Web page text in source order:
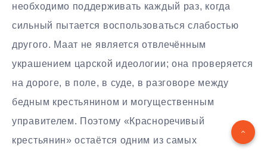
необходимо поддерживать каждый раз, когда
сильный пытается воспользоваться слабостью
другого. Маат не является отвлечённым
украшением царской идеологии; она проверяется
на дороге, в поле, в суде, в разговоре между
бедным крестьянином и могущественным
управителем. Поэтому «Красноречивый
крестьянин» остаётся одним из самых